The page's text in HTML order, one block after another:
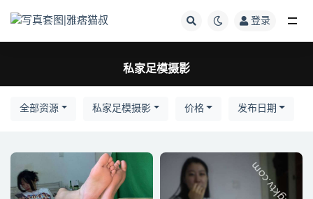
登录
私家足模摄影
全部资源 私家足模摄影 价格 发布日期